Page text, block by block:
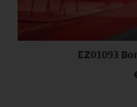
EZ01093